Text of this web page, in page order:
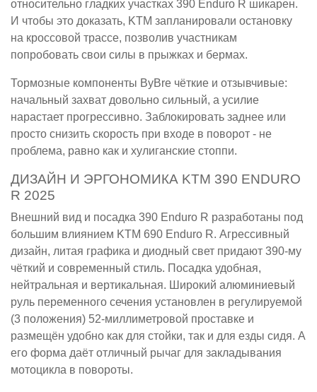
относительно гладких участках 390 Enduro R шикарен.
И чтобы это доказать, KTM запланировали остановку
на кроссовой трассе, позволив участникам
попробовать свои силы в прыжках и бермах.
Тормозные компоненты ByBre чёткие и отзывчивые:
начальный захват довольно сильный, а усилие
нарастает прогрессивно. Заблокировать заднее или
просто снизить скорость при входе в поворот - не
проблема, равно как и хулиганские стоппи.
ДИЗАЙН И ЭРГОНОМИКА KTM 390 ENDURO
R 2025
Внешний вид и посадка 390 Enduro R разработаны под
большим влиянием KTM 690 Enduro R. Агрессивный
дизайн, литая графика и диодный свет придают 390-му
чёткий и современный стиль. Посадка удобная,
нейтральная и вертикальная. Широкий алюминиевый
руль переменного сечения установлен в регулируемой
(3 положения) 52-миллиметровой проставке и
размещён удобно как для стойки, так и для езды сидя. А
его форма даёт отличный рычаг для закладывания
мотоцикла в повороты.